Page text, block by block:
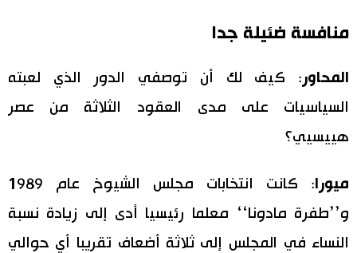
منافسة ضئيلة جدا
المحاور: كيف لك أن توصفي الدور الذي لعبته
السياسيات على مدى العقود الثلاثة من عصر
هييسيي؟
ميورا
: كانت انتخابات مجلس الشيوخ عام 1989
و’’طفرة مادونا‘‘ معلما رئيسيا أدى إلى زيادة نسبة
النساء في المجلس إلى ثلاثة أضعاف تقريبا أي حوالي